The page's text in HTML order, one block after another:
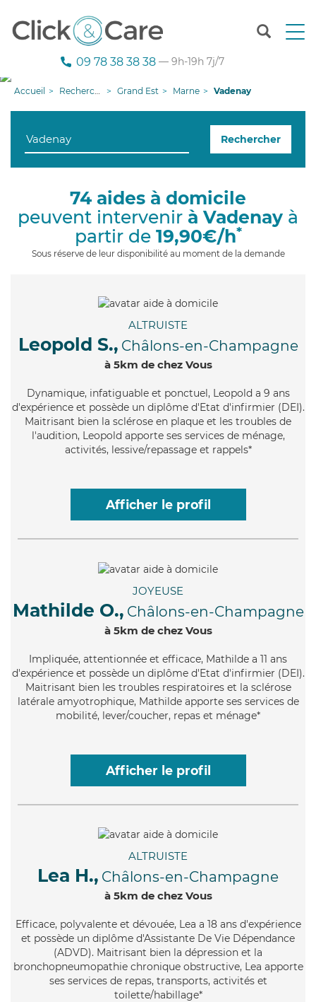
T
n
g
i
09 78 38 38 38 — 9h-19h 7j/7
Accueil Recherche aide à domicile Grand Est Marne Vadenay
Rechercher
74 aides à domicile
peuvent intervenir à Vadenay à
partir de 19,90€/h*
Sous réserve de leur disponibilité au moment de la demande
ALTRUISTE
Leopold S., Châlons-en-Champagne
à 5km de chez Vous
Dynamique, infatiguable et ponctuel, Leopold a 9 ans
d'expérience et possède un diplôme d'Etat d'infirmier (DEI).
Maitrisant bien la sclérose en plaque et les troubles de
l'audition, Leopold apporte ses services de ménage,
activités, lessive/repassage et rappels*
Afficher le profil
JOYEUSE
Mathilde O., Châlons-en-Champagne
à 5km de chez Vous
Impliquée, attentionnée et efficace, Mathilde a 11 ans
d'expérience et possède un diplôme d'Etat d'infirmier (DEI).
Maitrisant bien les troubles respiratoires et la sclérose
latérale amyotrophique, Mathilde apporte ses services de
mobilité, lever/coucher, repas et ménage*
Afficher le profil
ALTRUISTE
Lea H., Châlons-en-Champagne
à 5km de chez Vous
Efficace, polyvalente et dévouée, Lea a 18 ans d'expérience
et possède un diplôme d'Assistante De Vie Dépendance
(ADVD). Maitrisant bien la dépression et la
bronchopneumopathie chronique obstructive, Lea apporte
ses services de repas, transports, activités et
toilette/habillage*